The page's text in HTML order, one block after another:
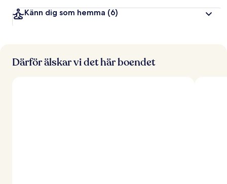
Känn dig som hemma (6)
Därför älskar vi det här boendet